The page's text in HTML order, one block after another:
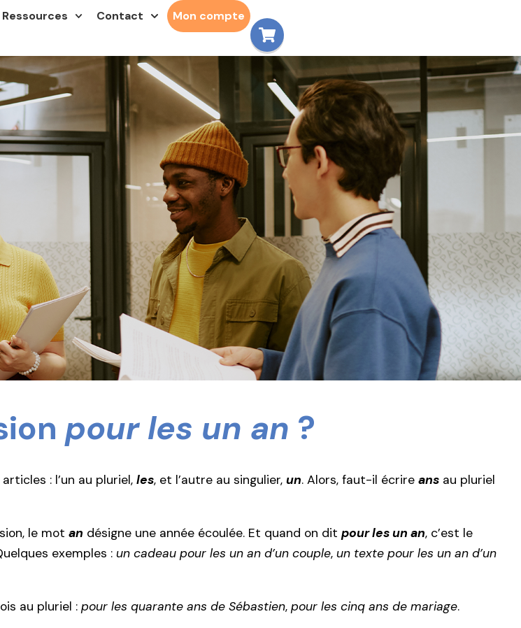
Ressources Contact Mon compte
pour les un an ?
: l’un au pluriel, les, et l’autre au singulier, un. Alors, faut-il écrire ans au pluriel
le mot an désigne une année écoulée. Et quand on dit pour les un an, c’est le
exemples : un cadeau pour les un an d’un couple, un texte pour les un an d’un
au pluriel : pour les quarante ans de Sébastien, pour les cinq ans de mariage.